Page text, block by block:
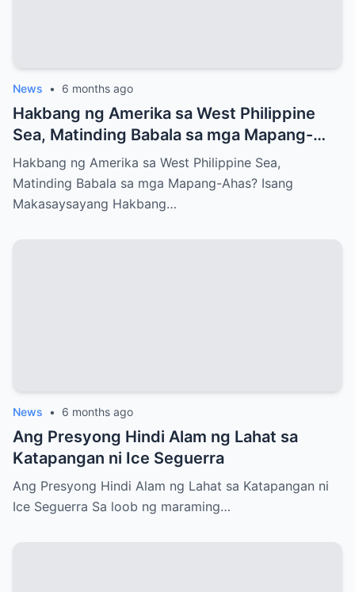
News • 6 months ago
Hakbang ng Amerika sa West Philippine
Sea, Matinding Babala sa mga Mapang-
Ahas?
Hakbang ng Amerika sa West Philippine Sea,
Matinding Babala sa mga Mapang-Ahas? Isang
Makasaysayang Hakbang…
News • 6 months ago
Ang Presyong Hindi Alam ng Lahat sa
Katapangan ni Ice Seguerra
Ang Presyong Hindi Alam ng Lahat sa Katapangan ni
Ice Seguerra Sa loob ng maraming…